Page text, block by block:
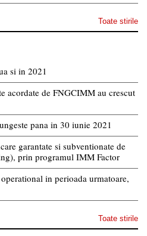
Toate stirile
si in 2021
acordate de FNGCIMM au crescut
pana in 30 iunie 2021
garantate si subventionate de
prin programul IMM Factor
in perioada urmatoare,
Toate stirile